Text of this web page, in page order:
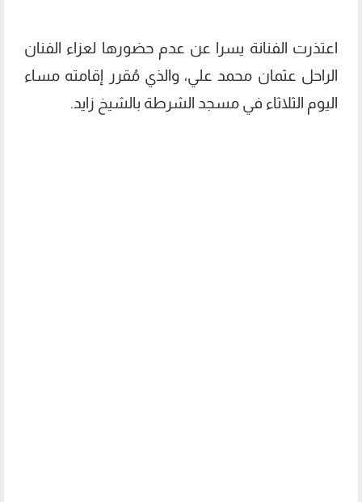
اعتذرت الفنانة يسرا عن عدم حضورها لعزاء الفنان
الراحل عثمان محمد علي، والذي مُقرر إقامته مساء
اليوم الثلاثاء في مسجد الشرطة بالشيخ زايد.